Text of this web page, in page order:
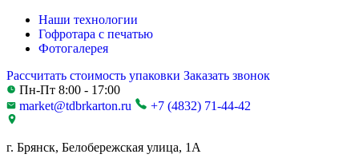
Наши технологии
Гофротара с печатью
Фотогалерея
Рассчитать стоимость упаковки Заказать звонок
Пн-Пт 8:00 - 17:00
market@tdbrkarton.ru
+7 (4832) 71-44-42
г. Брянск, Белобережская улица, 1А